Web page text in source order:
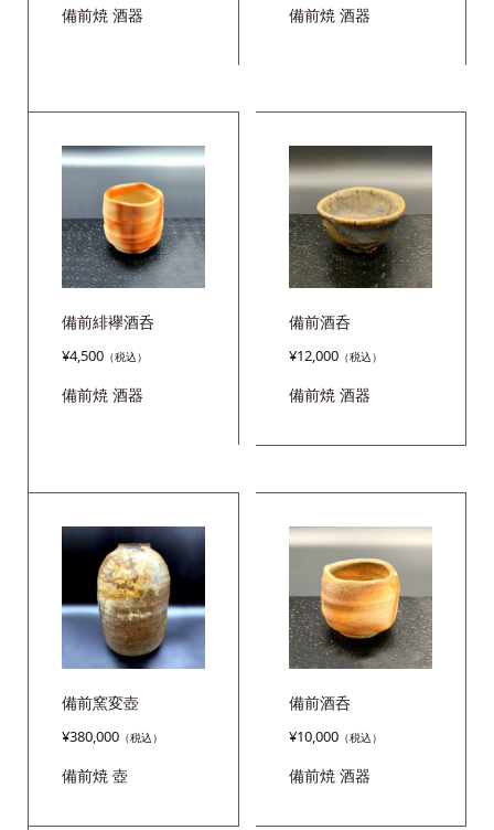
備前焼 酒器 備前焼 酒器
備前緋襷酒呑
¥4,500
備前焼 酒器
備前酒呑
¥12,000
備前焼 酒器
備前窯変壺
¥380,000
備前焼 壺
備前酒呑
¥10,000
備前焼 酒器